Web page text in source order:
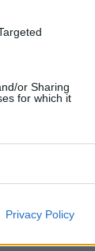
or Sharing
for which it
Privacy Policy